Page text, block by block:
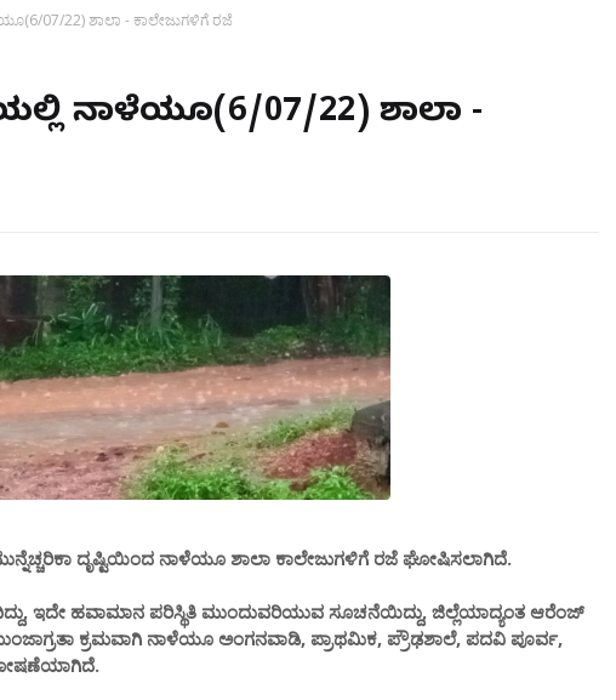
07/22) ಶಾಲಾ - ಕಾಲೇಜುಗಳಿಗೆ ರಜೆ
ನಾಳೆಯೂ(6/07/22) ಶಾಲಾ -
ದೃಷ್ಟಿಯಿಂದ ನಾಳೆಯೂ ಶಾಲಾ ಕಾಲೇಜುಗಳಿಗೆ ರಜೆ ಘೋಷಿಸಲಾಗಿದೆ.
ಇದೇ ಹವಾಮಾನ ಪರಿಸ್ಥಿತಿ ಮುಂದುವರಿಯುವ ಸೂಚನೆಯಿದ್ದು, ಜಿಲ್ಲೆಯಾದ್ಯಂತ ಆರೆಂಜ್
ಕ್ರಮವಾಗಿ ನಾಳೆಯೂ ಅಂಗನವಾಡಿ, ಪ್ರಾಥಮಿಕ, ಪ್ರೌಢಶಾಲೆ, ಪದವಿ ಪೂರ್ವ,